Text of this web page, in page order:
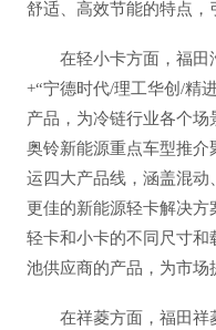
舒适、高效节能的特点，
在轻小卡方面，福田
+“宁德时代/理工华创/精
产品，为冷链行业各个场
奥铃新能源重点车型推
运四大产品线，涵盖混动
更佳的新能源轻卡解决
轻卡和小卡的不同尺寸
池供应商的产品，为市场
在祥菱方面，福田祥